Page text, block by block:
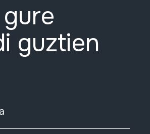
guztien